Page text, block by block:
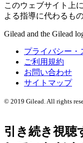
このウェブサイト上
よる指導に代わるも
Gilead and the Gilead
プライバシー・
ご利用規約
お問い合わせ
サイトマップ
© 2019 Gilead. All rights
引き続き視聴